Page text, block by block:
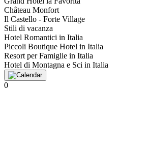
Château Monfort
Il Castello - Forte Village
Stili di vacanza
Hotel Romantici in Italia
Piccoli Boutique Hotel in Italia
Resort per Famiglie in Italia
Hotel di Montagna e Sci in Italia
0